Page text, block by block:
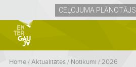
CEĻOJUMA PLĀNOTĀJS
Home/Aktualitātes/ Notikumi /2026